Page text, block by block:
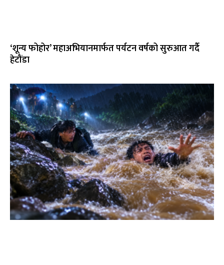
‘शून्य फोहोर’ महाअभियानमार्फत पर्यटन वर्षको सुरुआत गर्दै
हेटौंडा